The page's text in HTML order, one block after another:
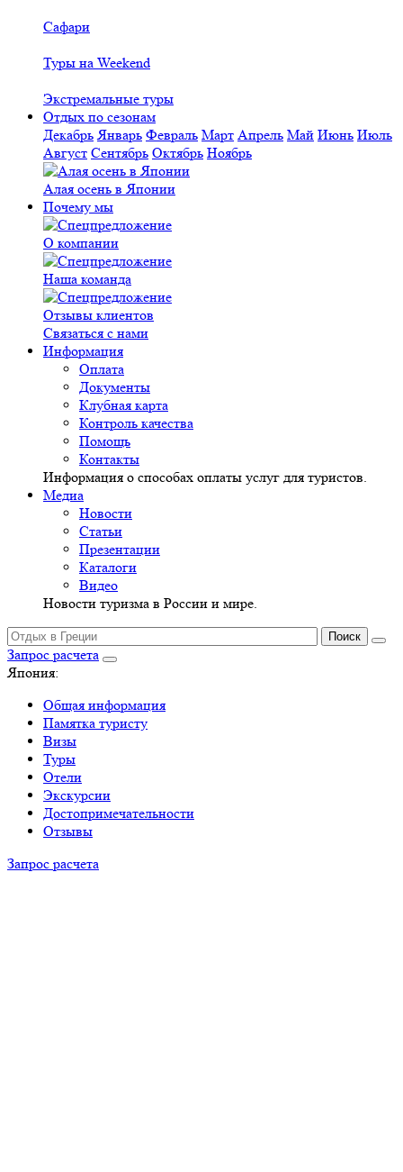
Сафари
Туры на Weekend
Экстремальные туры
Отдых по сезонам
Декабрь Январь Февраль Март Апрель Май Июнь Июль
Август Сентябрь Октябрь Ноябрь
Алая осень в Японии
Почему мы
О компании
Наша команда
Отзывы клиентов
Связаться с нами
Информация
Оплата
Документы
Клубная карта
Контроль качества
Помощь
Контакты
Информация о способах оплаты услуг для туристов.
Медиа
Новости
Статьи
Презентации
Каталоги
Видео
Новости туризма в России и мире.
Запрос расчета
Япония:
Общая информация
Памятка туристу
Визы
Туры
Отели
Экскурсии
Достопримечательности
Отзывы
Запрос расчета